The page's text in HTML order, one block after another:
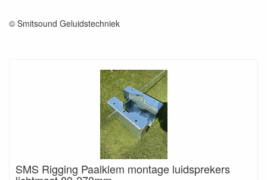
© Smitsound Geluidstechniek
SMS Rigging Paalklem montage luidsprekers